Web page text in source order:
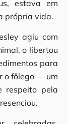
estava em
própria vida.
agiu com
o libertou
para
o fôlego — um
respeito pela